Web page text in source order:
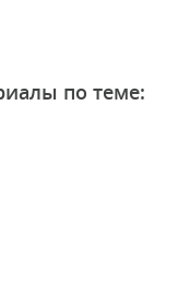
по теме: